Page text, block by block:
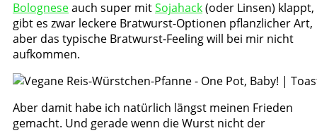
Bologneseauch super mitSojahack(oder Linsen) klappt,
gibt es zwar leckere Bratwurst-Optionen pflanzlicher Art,
aber das typische Bratwurst-Feeling will bei mir nicht
aufkommen.
Aber damit habe ich natürlich längst meinen Frieden
gemacht. Und gerade wenn die Wurst nicht der